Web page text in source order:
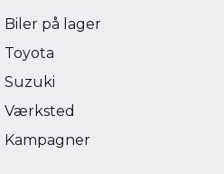
Biler på lager
Toyota
Suzuki
Værksted
Kampagner